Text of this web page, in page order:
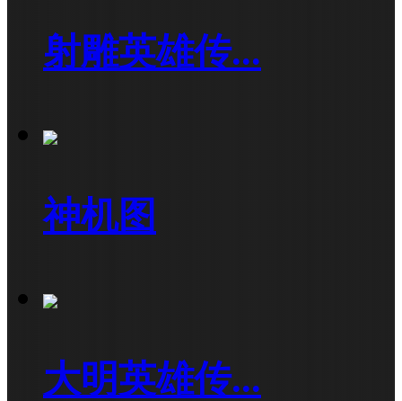
射雕英雄传...
神机图
大明英雄传...